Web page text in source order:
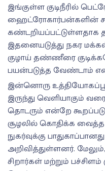
இங்குள்ள குடிநீரில்
ஹைட்ரோகார்பன்களின்
கண்டறியப்பட்டுள்ளதாக
இதனையடுத்து நகர
குழாய் தண்ணீரை
பயன்படுத்த வேண்டாம் என
இன்னொரு
இருந்து வெளியாகும்
தொடரும் என்றே
சூழலில் கொதிக்க வைத்த
நுகர்வுக்கு
அறிவித்துள்ளனர்.
சிறார்கள் மற்றும்